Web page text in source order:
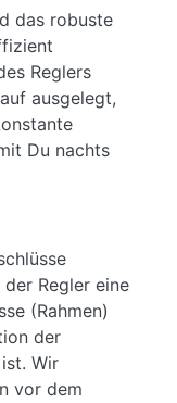
das robuste
Reglers
ausgelegt,
Du nachts
Regler eine
(Rahmen)
der
Wir
vor dem